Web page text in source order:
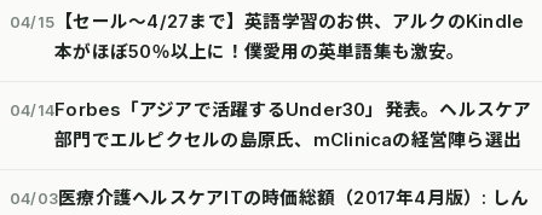
04/15
【セール～4/27まで】英語学習のお供、アルクのKindle
本がほぼ50％以上に！僕愛用の英単語集も激安。
04/14Forbes「アジアで活躍するUnder30」発表。ヘルスケア
部門でエルピクセルの島原氏、mClinicaの経営陣ら選出
04/03医療介護ヘルスケアITの時価総額（2017年4月版）: しん